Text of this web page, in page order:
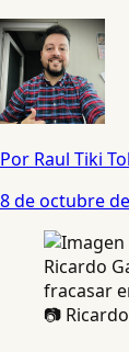
Por Raul Tiki
8 de octubre
📷